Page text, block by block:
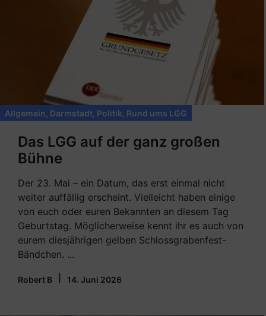
Allgemein Darmstadt Politik Rund ums LGG
Das LGG auf der ganz großen
Bühne
Der 23. Mai – ein Datum, das erst einmal nicht
weiter auffällig erscheint. Vielleicht haben einige
von euch oder euren Bekannten an diesem Tag
Geburtstag. Möglicherweise kennt ihr es auch von
eurem diesjährigen gelben Schlossgrabenfest-
Bändchen. ...
Robert B 14. Juni 2026